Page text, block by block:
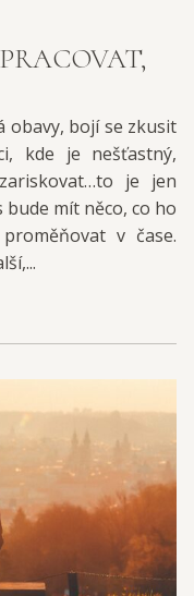
obavy, bojí se zkusit
kde je nešťastný,
je jen
mít něco, co ho
v čase.